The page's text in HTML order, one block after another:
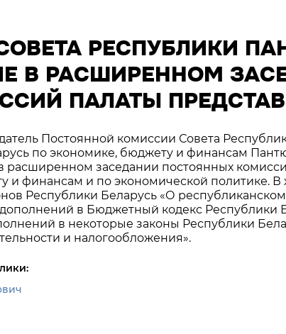
РЕСПУБЛИКИ
В РАСШИРЕННОМ
ПАЛАТЫ
Постоянной комиссии Совета
по экономике, бюджету и финансам
расширенном заседании постоянных
и финансам и по экономической политике. В
Республики Беларусь «О
в Бюджетный кодекс Республики
в некоторые законы Республики
и налогообложения».